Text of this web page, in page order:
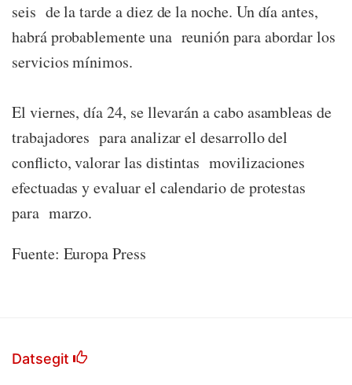
seis de la tarde a diez de la noche. Un día antes,
habrá probablemente una reunión para abordar los
servicios mínimos.
El viernes, día 24, se llevarán a cabo asambleas de
trabajadores para analizar el desarrollo del
conflicto, valorar las distintas movilizaciones
efectuadas y evaluar el calendario de protestas
para marzo.
Fuente: Europa Press
Datsegit